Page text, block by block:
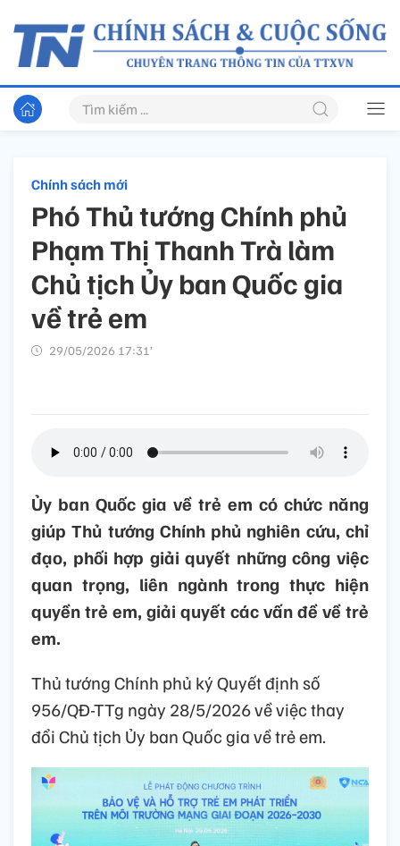
Chính sách mới
Phó Thủ tướng Chính phủ
Phạm Thị Thanh Trà làm
Chủ tịch Ủy ban Quốc gia
về trẻ em
29/05/2026 17:31’
Ủy ban Quốc gia về trẻ em có chức năng
giúp Thủ tướng Chính phủ nghiên cứu, chỉ
đạo, phối hợp giải quyết những công việc
quan trọng, liên ngành trong thực hiện
quyền trẻ em, giải quyết các vấn đề về trẻ
em.
Thủ tướng Chính phủ ký Quyết định số
956/QĐ-TTg ngày 28/5/2026 về việc thay
đổi Chủ tịch Ủy ban Quốc gia về trẻ em.